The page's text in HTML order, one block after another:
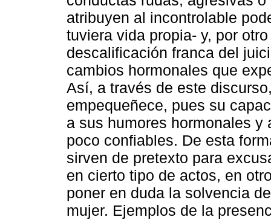
atribuyen al incontrolable
tuviera vida propia- y, por
descalificación franca del
cambios hormonales que
Así, a través de este
empequeñece, pues su
a sus humores hormonales
poco confiables. De esta
sirven de pretexto para
en cierto tipo de actos, en
poner en duda la solvencia
mujer. Ejemplos de la